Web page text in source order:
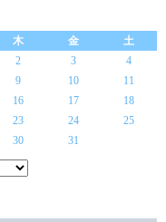
木 金
土
2 3
4
9 10
11
16 17
18
23 24
25
30 31